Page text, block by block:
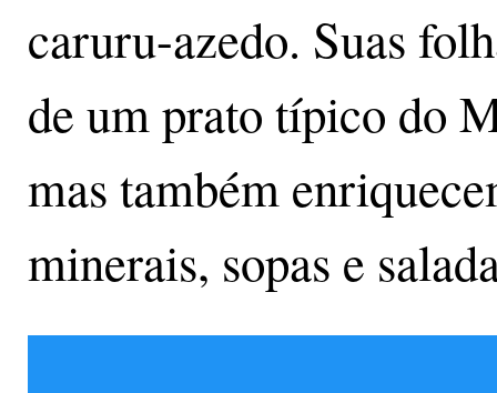
caruru-azedo. Suas
de um prato típico do
mas também
minerais, sopas e